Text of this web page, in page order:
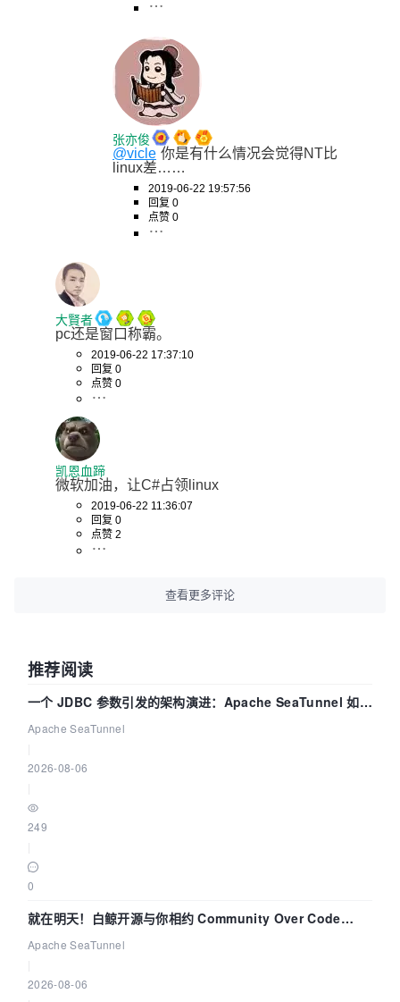
张亦俊
@vicle 你是有什么情况会觉得NT比
linux差……
2019-06-22 19:57:56
回复 0
点赞 0
大賢者
pc还是窗口称霸。
2019-06-22 17:37:10
回复 0
点赞 0
凯恩血蹄
微软加油，让C#占领linux
2019-06-22 11:36:07
回复 0
点赞 2
查看更多评论
推荐阅读
一个 JDBC 参数引发的架构演进：Apache SeaTunnel 如何
解决数据同步中的“定时 Flush”难题
Apache SeaTunnel
2026-08-06
249
0
就在明天！白鲸开源与你相约 Community Over Code
Asia 2026 主题演讲！
Apache SeaTunnel
2026-08-06